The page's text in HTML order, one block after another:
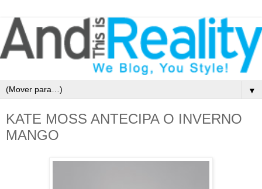
▼
KATE MOSS ANTECIPA O INVERNO
MANGO